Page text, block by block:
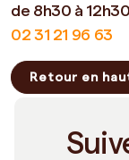
de 8h30 à
02 31 21 96 63
Retour en